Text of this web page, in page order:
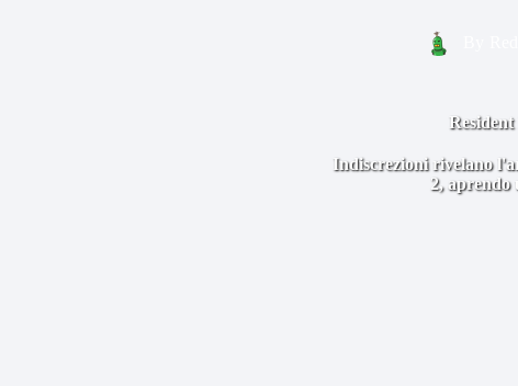
Indiscrezioni rivelano
2, aprendo